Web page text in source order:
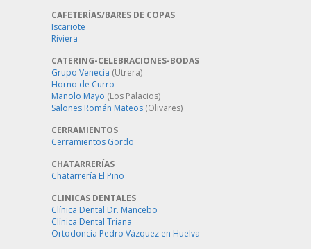
CAFETERÍAS/BARES DE COPAS
Iscariote
Riviera
CATERING-CELEBRACIONES-BODAS
Grupo Venecia (Utrera)
Horno de Curro
Manolo Mayo (Los Palacios)
Salones Román Mateos (Olivares)
CERRAMIENTOS
Cerramientos Gordo
CHATARRERÍAS
Chatarrería El Pino
CLINICAS DENTALES
Clínica Dental Dr. Mancebo
Clínica Dental Triana
Ortodoncia Pedro Vázquez en Huelva